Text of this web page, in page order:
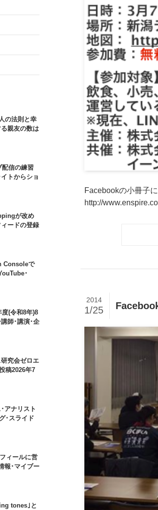
Facebookの小冊子
http://
2014
1/25
の法則と幸
親友の数は
信の練習
トからショ
が改め
ードの登録
Consoleで
･
(令和8年)8
師･講演･企
究会ゼロエ
稿2026年7
アナリスト
･スライド
ィールに営
報･マイブー
tones｣と